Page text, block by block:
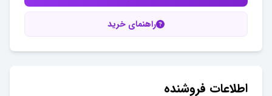
راهنمای خرید
اطلاعات فروشنده